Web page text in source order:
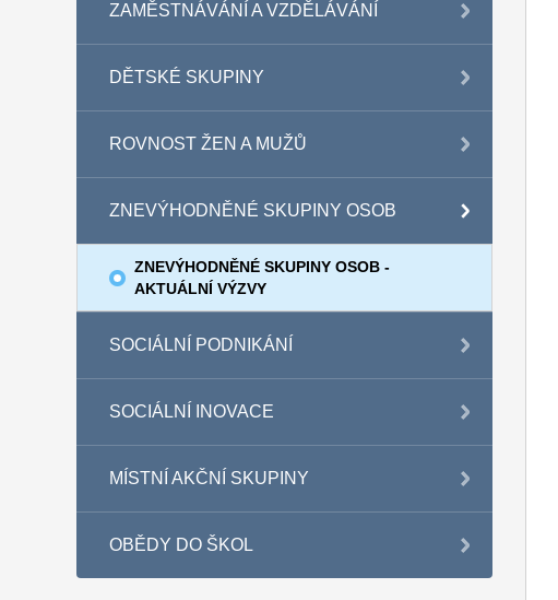
ZAMĚSTNÁVÁNÍ A VZDĚLÁVÁNÍ
DĚTSKÉ SKUPINY
ROVNOST ŽEN A MUŽŮ
ZNEVÝHODNĚNÉ SKUPINY OSOB
ZNEVÝHODNĚNÉ SKUPINY OSOB -
AKTUÁLNÍ VÝZVY
SOCIÁLNÍ PODNIKÁNÍ
SOCIÁLNÍ INOVACE
MÍSTNÍ AKČNÍ SKUPINY
OBĚDY DO ŠKOL